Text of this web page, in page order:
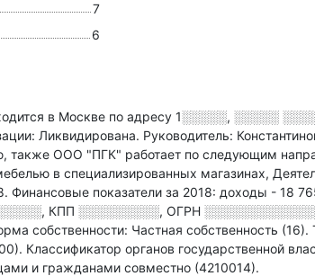
7
6
в Москве по адресу 1░░░░░, ░░░░░
Ликвидирована. Руководитель:
, также ООО "ПГК" работает по следующим
в специализированных магазинах,
Финансовые показатели за 2018: доходы - 18
, КПП ░░░░░░░░░, ОГРН
собственности: Частная собственность (16).
Классификатор органов государственной
и гражданами совместно (4210014).